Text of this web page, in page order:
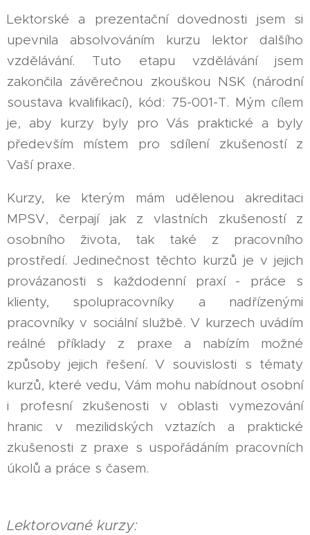
Lektorské a prezentační dovednosti jsem si
upevnila absolvováním kurzu lektor dalšího
vzdělávání. Tuto etapu vzdělávání jsem
zakončila závěrečnou zkouškou NSK (národní
soustava kvalifikací), kód: 75-001-T. Mým cílem
je, aby kurzy byly pro Vás praktické a byly
především místem pro sdílení zkušeností z
Vaší praxe.
Kurzy, ke kterým mám udělenou akreditaci
MPSV, čerpají jak z vlastních zkušeností z
osobního života, tak také z pracovního
prostředí. Jedinečnost těchto kurzů je v jejich
provázanosti s každodenní praxí - práce s
klienty, spolupracovníky a nadřízenými
pracovníky v sociální službě. V kurzech uvádím
reálné příklady z praxe a nabízím možné
způsoby jejich řešení. V souvislosti s tématy
kurzů, které vedu, Vám mohu nabídnout osobní
i profesní zkušenosti v oblasti vymezování
hranic v mezilidských vztazích a praktické
zkušenosti z praxe s uspořádáním pracovních
úkolů a práce s časem.
Lektorované kurzy: